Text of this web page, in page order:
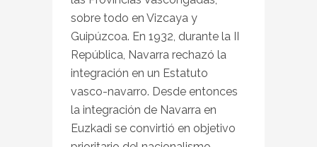
sobre todo en Vizcaya y
Guipúzcoa. En 1932, durante la II
República, Navarra rechazó la
integración en un Estatuto
vasco-navarro. Desde entonces
la integración de Navarra en
Euzkadi se convirtió en objetivo